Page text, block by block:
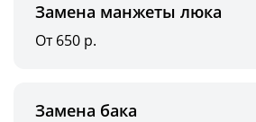
Замена манжеты люка
От 650 р.
Замена бака